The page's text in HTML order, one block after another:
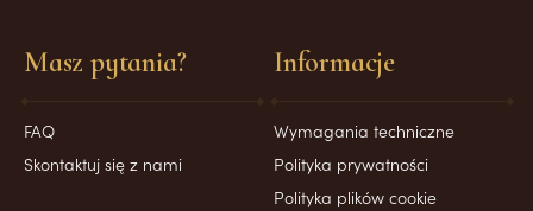
Masz pytania?
FAQ
Skontaktuj się z nami
Informacje
Wymagania techniczne
Polityka prywatności
Polityka plików cookie